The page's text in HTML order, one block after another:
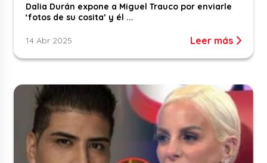
Dalia Durán expone a Miguel Trauco por enviarle
‘fotos de su cosita’ y él ...
14 Abr 2025 Leer más